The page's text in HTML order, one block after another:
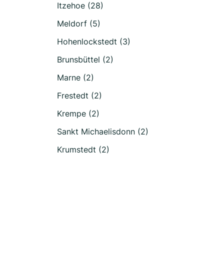
Itzehoe (28)
Meldorf (5)
Hohenlockstedt (3)
Brunsbüttel (2)
Marne (2)
Frestedt (2)
Krempe (2)
Sankt Michaelisdonn (2)
Krumstedt (2)